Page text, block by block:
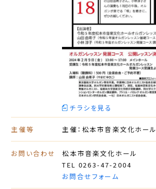
チラシを見る
主催等 主催：松本市音楽文化ホール
お問い合わせ
松本市音楽文化ホール
TEL 0263-47-2004
お問合せフォーム